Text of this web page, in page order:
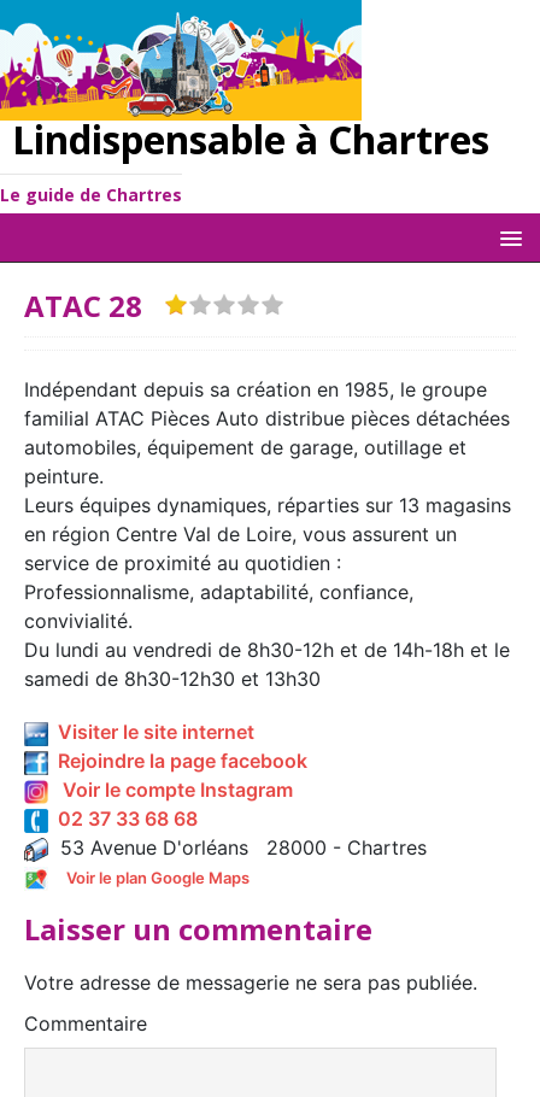
Lindispensable à Chartres
Le guide de Chartres
ATAC 28
Indépendant depuis sa création en 1985, le groupe
familial ATAC Pièces Auto distribue pièces détachées
automobiles, équipement de garage, outillage et
peinture.
Leurs équipes dynamiques, réparties sur 13 magasins
en région Centre Val de Loire, vous assurent un
service de proximité au quotidien :
Professionnalisme, adaptabilité, confiance,
convivialité.
Du lundi au vendredi de 8h30-12h et de 14h-18h et le
samedi de 8h30-12h30 et 13h30
Visiter le site internet
Rejoindre la page facebook
Voir le compte Instagram
02 37 33 68 68
53 Avenue D'orléans 28000 - Chartres
Voir le plan Google Maps
Laisser un commentaire
Votre adresse de messagerie ne sera pas publiée.
Commentaire